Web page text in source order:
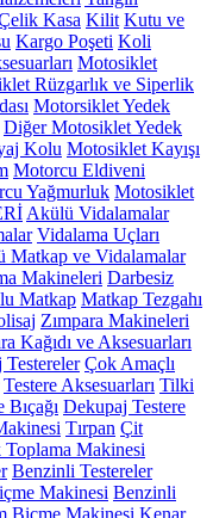
Kasa Kilit Kutu ve
Kargo Poşeti Koli
Motosiklet
Rüzgarlık ve Siperlik
Motorsiklet Yedek
Diğer Motosiklet Yedek
Kolu Motosiklet Kayışı
Motorcu Eldiveni
Yağmurluk Motosiklet
Akülü Vidalamalar
Vidalama Uçları
Matkap ve Vidalamalar
Makineleri Darbesiz
Matkap Matkap Tezgahı
Zımpara Makineleri
Kağıdı ve Aksesuarları
Çok Amaçlı
Testere Aksesuarları Tilki
Dekupaj Testere
Tırpan Çit
Toplama Makinesi
Benzinli Testereler
Makinesi Benzinli
Biçme Makinesi Kenar